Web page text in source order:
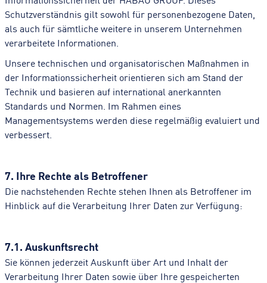
Schutzverständnis gilt sowohl für personenbezogene Daten,
als auch für sämtliche weitere in unserem Unternehmen
verarbeitete Informationen.
Unsere technischen und organisatorischen Maßnahmen in
der Informationssicherheit orientieren sich am Stand der
Technik und basieren auf international anerkannten
Standards und Normen. Im Rahmen eines
Managementsystems werden diese regelmäßig evaluiert und
verbessert.
7. Ihre Rechte als Betroffener
Die nachstehenden Rechte stehen Ihnen als Betroffener im
Hinblick auf die Verarbeitung Ihrer Daten zur Verfügung:
7.1. Auskunftsrecht
Sie können jederzeit Auskunft über Art und Inhalt der
Verarbeitung Ihrer Daten sowie über Ihre gespeicherten